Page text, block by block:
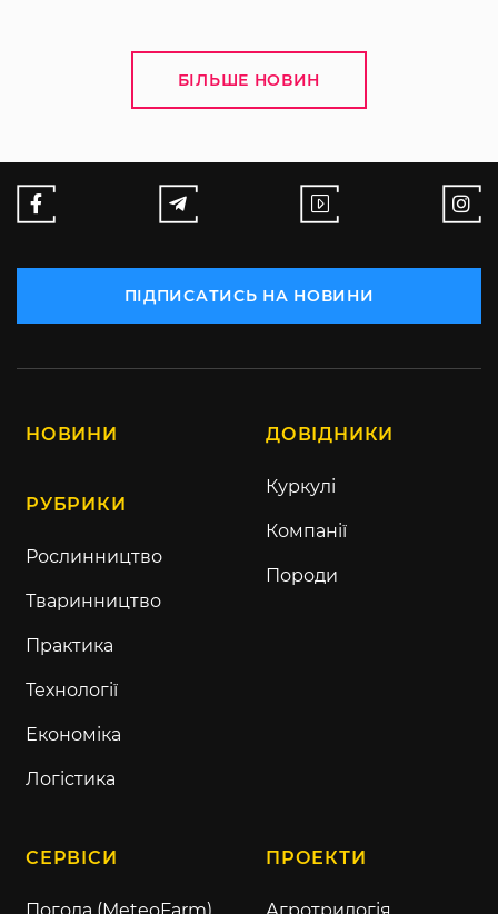
БІЛЬШЕ НОВИН
ПІДПИСАТИСЬ НА НОВИНИ
НОВИНИ
РУБРИКИ
Рослинництво
Тваринництво
Практика
Технології
Економіка
Логістика
ДОВІДНИКИ
Куркулі
Компанії
Породи
СЕРВІСИ ПРОЕКТИ